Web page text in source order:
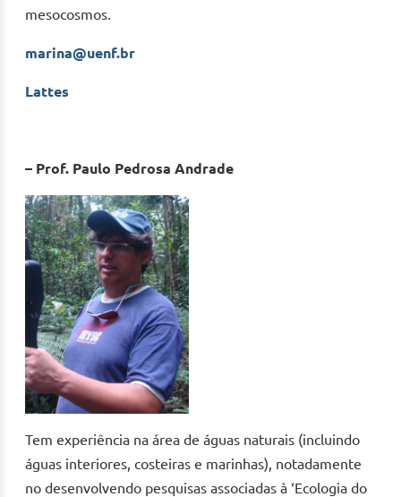
mesocosmos.
marina@uenf.br
Lattes
– Prof. Paulo Pedrosa Andrade
Tem experiência na área de águas naturais (incluindo
águas interiores, costeiras e marinhas), notadamente
no desenvolvendo pesquisas associadas à ‘Ecologia do